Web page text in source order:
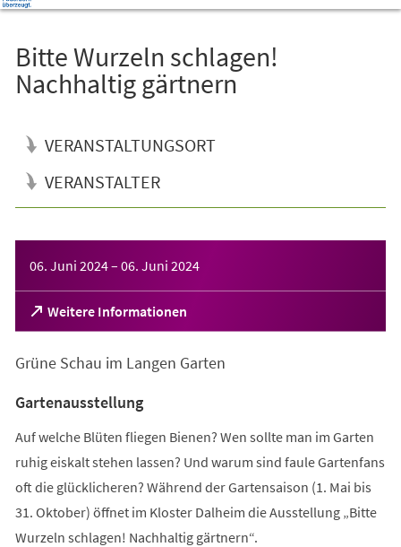
Bitte Wurzeln schlagen!
Nachhaltig gärtnern
VERANSTALTUNGSORT
VERANSTALTER
06. Juni 2024– 06. Juni 2024
Weitere Informationen
(Öffnet
in
neuen
Grüne Schau im Langen Garten
Gartenausstellung
Auf welche Blüten fliegen Bienen? Wen sollte man im Garten
ruhig eiskalt stehen lassen? Und warum sind faule Gartenfans
oft die glücklicheren? Während der Gartensaison (1. Mai bis
31. Oktober) öffnet im Kloster Dalheim die Ausstellung „Bitte
Wurzeln schlagen! Nachhaltig gärtnern“.